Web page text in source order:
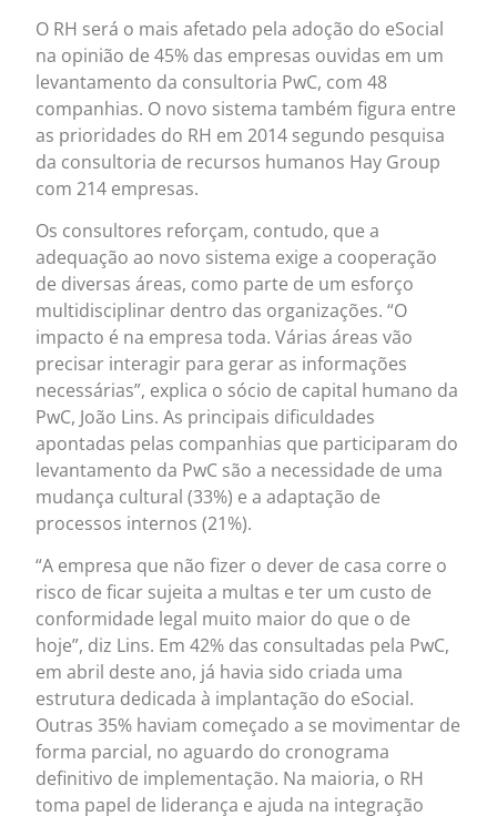
O RH será o mais afetado pela adoção do eSocial
na opinião de 45% das empresas ouvidas em um
levantamento da consultoria PwC, com 48
companhias. O novo sistema também figura entre
as prioridades do RH em 2014 segundo pesquisa
da consultoria de recursos humanos Hay Group
com 214 empresas.
Os consultores reforçam, contudo, que a
adequação ao novo sistema exige a cooperação
de diversas áreas, como parte de um esforço
multidisciplinar dentro das organizações. “O
impacto é na empresa toda. Várias áreas vão
precisar interagir para gerar as informações
necessárias”, explica o sócio de capital humano da
PwC, João Lins. As principais dificuldades
apontadas pelas companhias que participaram do
levantamento da PwC são a necessidade de uma
mudança cultural (33%) e a adaptação de
processos internos (21%).
“A empresa que não fizer o dever de casa corre o
risco de ficar sujeita a multas e ter um custo de
conformidade legal muito maior do que o de
hoje”, diz Lins. Em 42% das consultadas pela PwC,
em abril deste ano, já havia sido criada uma
estrutura dedicada à implantação do eSocial.
Outras 35% haviam começado a se movimentar de
forma parcial, no aguardo do cronograma
definitivo de implementação. Na maioria, o RH
toma papel de liderança e ajuda na integração